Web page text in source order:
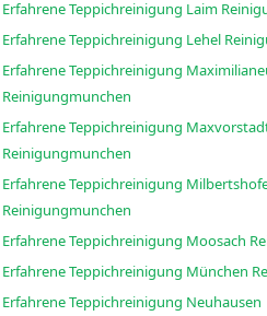
Erfahrene
Erfahrene
Erfahrene Teppichreinigung
Reinigungmunchen
Erfahrene Teppichreinigung
Reinigungmunchen
Erfahrene Teppichreinigung
Reinigungmunchen
Erfahrene Teppichreinigung Neuhausen